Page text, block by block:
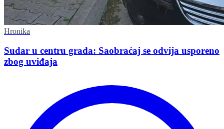
Hronika
Sudar u centru grada: Saobraćaj se odvija usporeno
zbog uviđaja